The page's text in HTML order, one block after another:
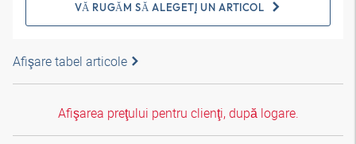
VĂ RUGĂM SĂ ALEGEŢI UN ARTICOL
Afişare tabel articole
Afişarea preţului pentru clienţi, după logare.